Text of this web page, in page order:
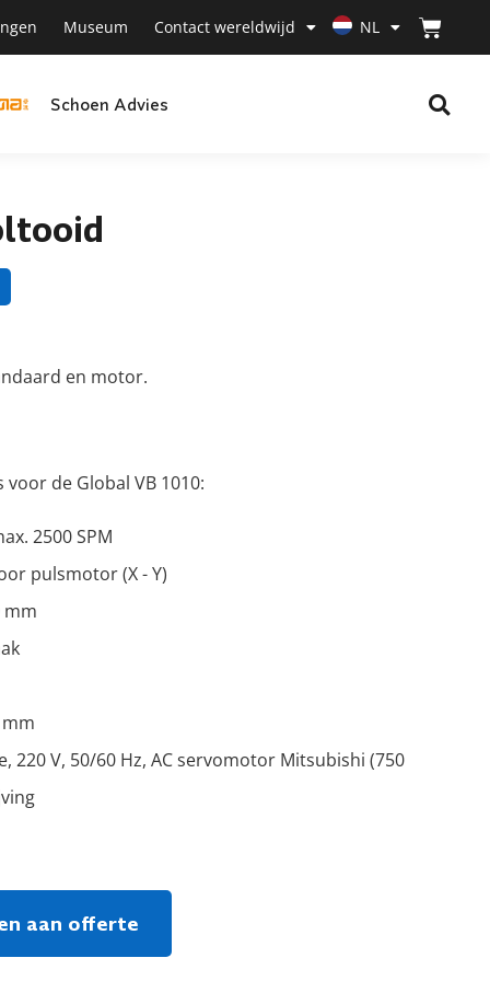
Museum Contact wereldwijd NL
Schoen Advies
en motor.
de Global VB 1010:
2500 SPM
pulsmotor (X - Y)
mm
220 V, 50/60 Hz, AC servomotor Mitsubishi (750
aan offerte